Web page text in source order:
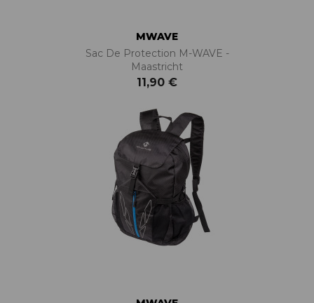
MWAVE
Sac De Protection M-WAVE -
Maastricht
11,90 €